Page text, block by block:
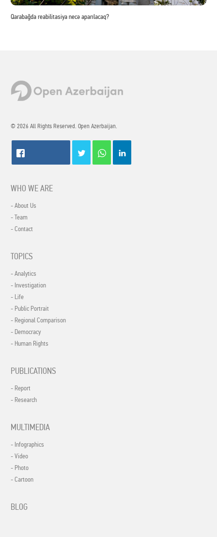
Qarabağda reabilitasiya necə aparılacaq?
© 2026 All Rights Reserved. Open Azerbaijan.
WHO WE ARE
- About Us
- Team
- Contact
TOPICS
- Analytics
- Investigation
- Life
- Public Portrait
- Regional Comparison
- Democracy
- Human Rights
PUBLICATIONS
- Report
- Research
MULTIMEDIA
- Infographics
- Video
- Photo
- Cartoon
BLOG